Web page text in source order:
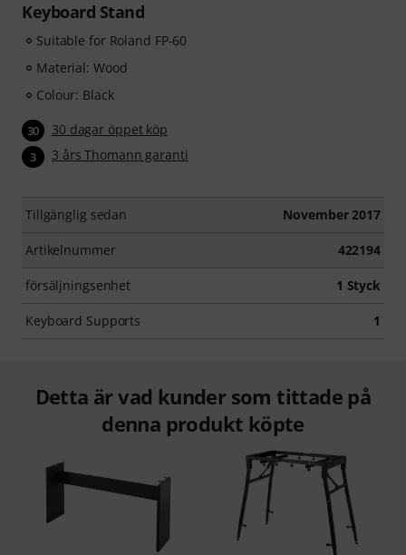
Keyboard Stand
Suitable for Roland FP-60
Material: Wood
Colour: Black
30 30 dagar öppet köp
3 3 års Thomann garanti
Tillgänglig sedan November 2017
Artikelnummer 422194
försäljningsenhet 1 Styck
Keyboard Supports 1
Detta är vad kunder som tittade på
denna produkt köpte